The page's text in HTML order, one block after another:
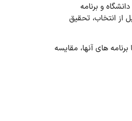
و برنامه
از انتخاب، تحقیق
های آنها، مقایسه